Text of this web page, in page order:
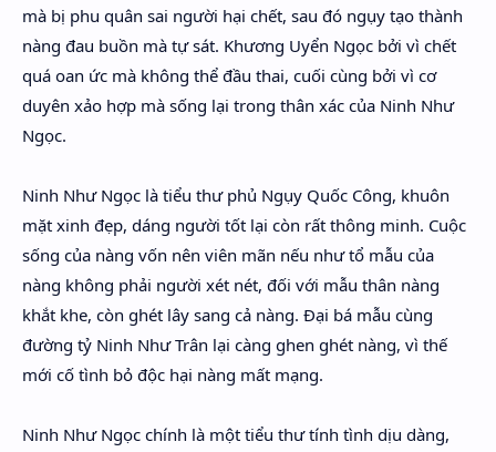
mà bị phu quân sai người hại chết, sau đó ngụy tạo thành
nàng đau buồn mà tự sát. Khương Uyển Ngọc bởi vì chết
quá oan ức mà không thể đầu thai, cuối cùng bởi vì cơ
duyên xảo hợp mà sống lại trong thân xác của Ninh Như
Ngọc.
Ninh Như Ngọc là tiểu thư phủ Ngụy Quốc Công, khuôn
mặt xinh đẹp, dáng người tốt lại còn rất thông minh. Cuộc
sống của nàng vốn nên viên mãn nếu như tổ mẫu của
nàng không phải người xét nét, đối với mẫu thân nàng
khắt khe, còn ghét lây sang cả nàng. Đại bá mẫu cùng
đường tỷ Ninh Như Trân lại càng ghen ghét nàng, vì thế
mới cố tình bỏ độc hại nàng mất mạng.
Ninh Như Ngọc chính là một tiểu thư tính tình dịu dàng,